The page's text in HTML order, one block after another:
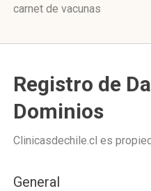
carnet de vacunas
Registro de
Dominios
Clinicasdechile.cl es
General